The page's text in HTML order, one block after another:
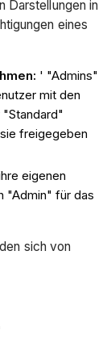
Darstellungen in
eines
' "Admins"
mit den
freigegeben
eigenen
"Admin" für das
sich von